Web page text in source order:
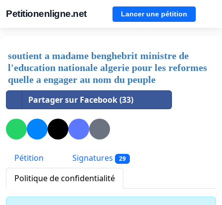
Petitionenligne.net Lancer une pétition
soutient a madame benghebrit ministre de
l'education nationale algerie pour les reformes
quelle a engager au nom du peuple
Partager sur Facebook (33)
Pétition Signatures 29
Politique de confidentialité